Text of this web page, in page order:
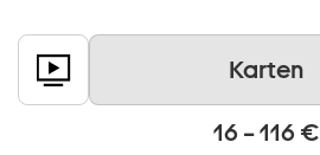
Karten
16 – 116 €